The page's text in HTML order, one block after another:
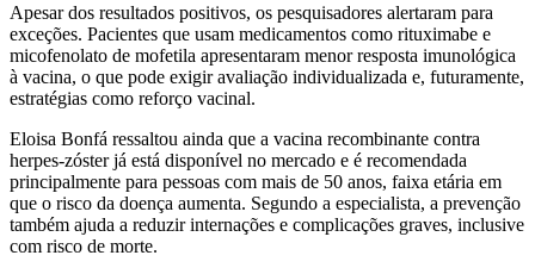
Apesar dos resultados positivos, os pesquisadores alertaram para
exceções. Pacientes que usam medicamentos como rituximabe e
micofenolato de mofetila apresentaram menor resposta imunológica
à vacina, o que pode exigir avaliação individualizada e, futuramente,
estratégias como reforço vacinal.
Eloisa Bonfá ressaltou ainda que a vacina recombinante contra
herpes-zóster já está disponível no mercado e é recomendada
principalmente para pessoas com mais de 50 anos, faixa etária em
que o risco da doença aumenta. Segundo a especialista, a prevenção
também ajuda a reduzir internações e complicações graves, inclusive
com risco de morte.